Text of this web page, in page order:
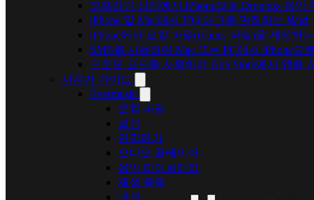
오프라인 상태에서 iPhone으로 Dropbox 음악
iPhone 및 Mac에서 ID3 태그를 편집하는 방법
iPhone에서 로컬 파일(iTunes 파일)을 재생하
SMB를 사용하여 Mac 또는 PC에서 iPhone으
프로모 코드를 사용하여 App Store에서 앱을
사용자 가이드
Evermusic
로컬 파일
설정
연결하기
오디오 플레이어
음악 라이브러리
재생 목록
탐색